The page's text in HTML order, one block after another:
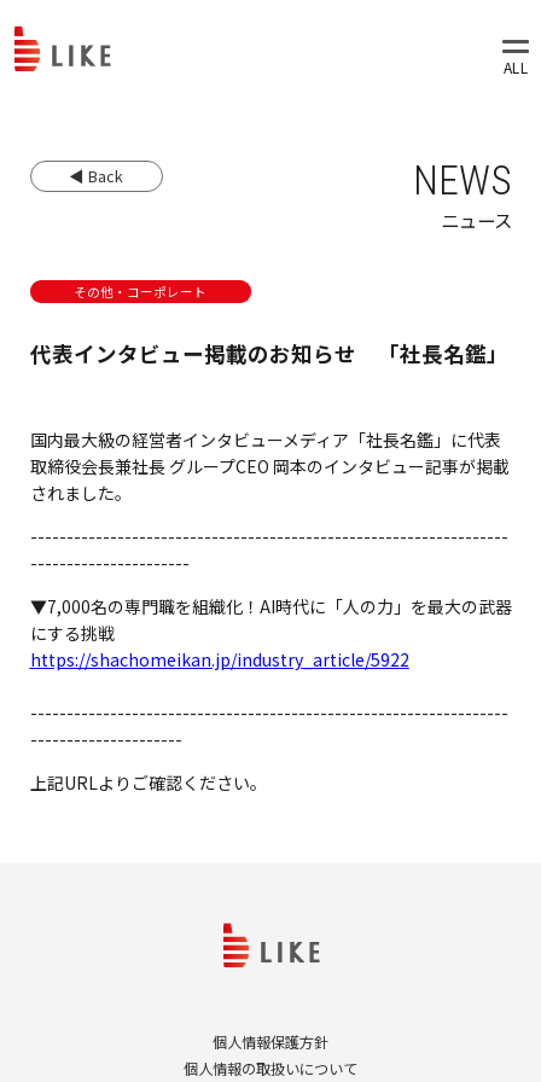
◀ Back NEWS
ニュース
その他・コーポレート
代表インタビュー掲載のお知らせ 「社長名鑑」
国内最大級の経営者インタビューメディア「社長名鑑」に代表
取締役会長兼社長 グループCEO 岡本のインタビュー記事が掲載
されました。
------------------------------------------------------------------
----------------------
▼7,000名の専門職を組織化！AI時代に「人の力」を最大の武器
にする挑戦
https://shachomeikan.jp/industry_article/5922
------------------------------------------------------------------
---------------------
上記URLよりご確認ください。
個人情報保護方針
個人情報の取扱いについて